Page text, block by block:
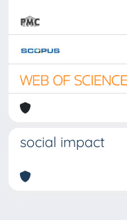
social impact